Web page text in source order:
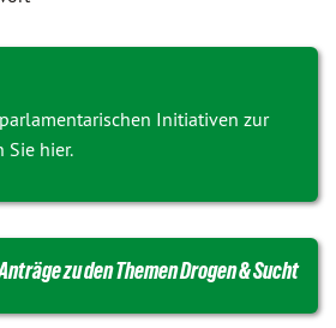
Initiativen zur
hier.
zu den Themen Drogen & Sucht